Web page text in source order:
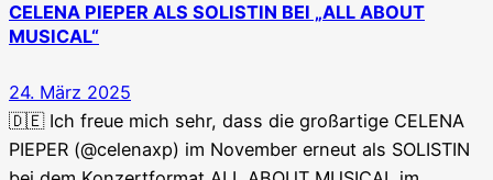
CELENA PIEPER ALS SOLISTIN BEI „ALL ABOUT
MUSICAL“
24. März 2025
🇩🇪 Ich freue mich sehr, dass die großartige CELENA
PIEPER (@celenaxp) im November erneut als SOLISTIN